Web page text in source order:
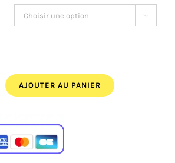
95,00€.

AJOUTER AU PANIER